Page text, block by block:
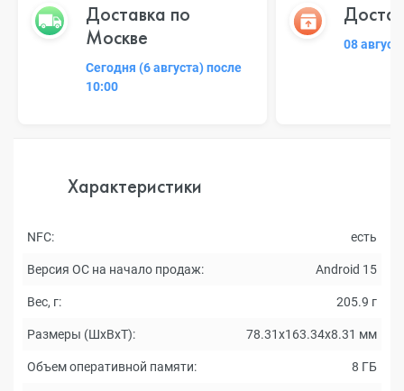
Доставка по
Москве
Сегодня (6 августа) после
10:00
08
Характеристики
NFC: есть
Версия ОС на начало продаж: Android 15
Вес, г: 205.9 г
Размеры (ШxВxТ): 78.31х163.34х8.31 мм
Объем оперативной памяти: 8 ГБ